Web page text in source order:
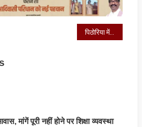
पिठोरिया में धूमधाम से मनाया गया ईद उल फितर
मांगें पूरी नहीं होने पर शिक्षा व्यवस्था